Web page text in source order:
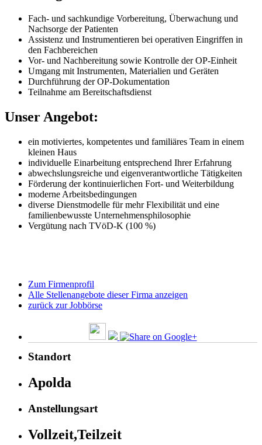
Fach- und sachkundige Vorbereitung, Überwachung und
Nachsorge der Patienten
Assistenz und Instrumentieren bei operativen Eingriffen in
den Fachbereichen
Vor- und Nachbereitung sowie Kontrolle der OP-Einheit
Umgang mit Instrumenten, Materialien und Geräten
Durchführung der OP-Dokumentation
Teilnahme am Bereitschaftsdienst
Unser Angebot:
ein motiviertes, kompetentes und familiäres Team in einem
kleinen Haus
individuelle Einarbeitung entsprechend Ihrer Erfahrung
abwechslungsreiche und eigenverantwortliche Tätigkeiten
Förderung der kontinuierlichen Fort- und Weiterbildung
moderne Arbeitsbedingungen
diverse Dienstmodelle für mehr Flexibilität und eine
familienbewusste Unternehmensphilosophie
Vergütung nach TVöD-K (100 %)
Zum Firmenprofil
Alle Stellenangebote dieser Firma anzeigen
zurück zur Jobbörse
Standort
Apolda
Anstellungsart
Vollzeit,Teilzeit